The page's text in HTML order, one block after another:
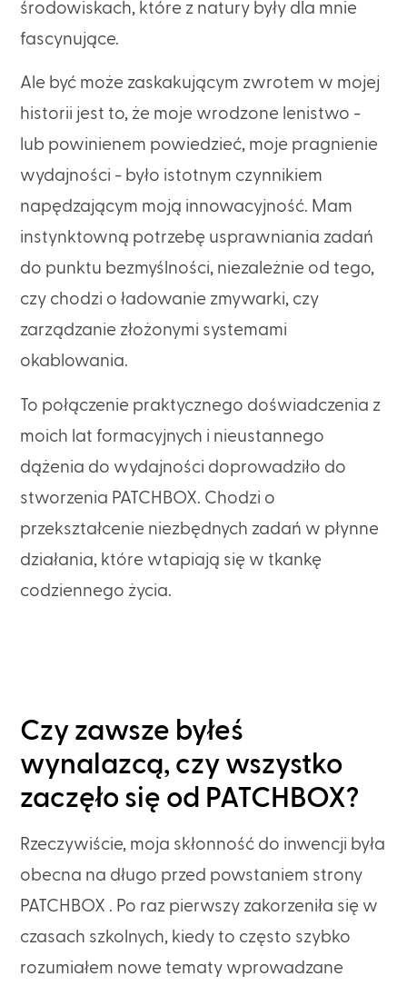
środowiskach, które z natury były dla mnie
fascynujące.
Ale być może zaskakującym zwrotem w mojej
historii jest to, że moje wrodzone lenistwo -
lub powinienem powiedzieć, moje pragnienie
wydajności - było istotnym czynnikiem
napędzającym moją innowacyjność. Mam
instynktowną potrzebę usprawniania zadań
do punktu bezmyślności, niezależnie od tego,
czy chodzi o ładowanie zmywarki, czy
zarządzanie złożonymi systemami
okablowania.
To połączenie praktycznego doświadczenia z
moich lat formacyjnych i nieustannego
dążenia do wydajności doprowadziło do
stworzenia PATCHBOX. Chodzi o
przekształcenie niezbędnych zadań w płynne
działania, które wtapiają się w tkankę
codziennego życia.
Czy zawsze byłeś
wynalazcą, czy wszystko
zaczęło się od PATCHBOX?
Rzeczywiście, moja skłonność do inwencji była
obecna na długo przed powstaniem strony
PATCHBOX . Po raz pierwszy zakorzeniła się w
czasach szkolnych, kiedy to często szybko
rozumiałem nowe tematy wprowadzane